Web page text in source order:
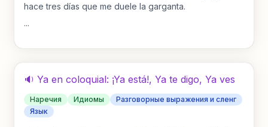
hace tres días que me duele la garganta.
...
🔉 Ya en coloquial: ¡Ya está!, Ya te digo, Ya ves
Наречия Идиомы
Разговорные выражения и сленг
Язык